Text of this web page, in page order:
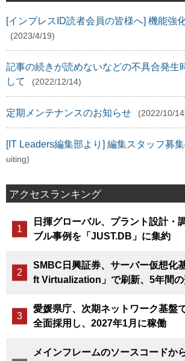
[インプレスID読者会員の皆様へ] 機能強
(2023/4/19)
記事の続きが読めないなどの不具合発生
して
(2022/12/14)
定期メンテナンスのお知らせ (2022/10/
[IT Leaders編集部より] 編集スタッフ募
uiting)
アクセスランキング
日揮グローバル、プラント設計・
ブル事例を「JUST.DB」に集約
SMBC日興証券、サーバー仮想化
ft Virtualization」で刷新、5年間
愛媛県庁、次期ネットワーク基盤
全面採用し、2027年1月に稼働
メインフレームのソースコードか